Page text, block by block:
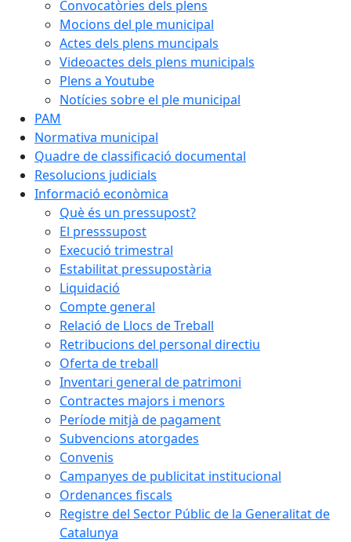
Convocatòries dels plens
Mocions del ple municipal
Actes dels plens muncipals
Videoactes dels plens municipals
Plens a Youtube
Notícies sobre el ple municipal
PAM
Normativa municipal
Quadre de classificació documental
Resolucions judicials
Informació econòmica
Què és un pressupost?
El presssupost
Execució trimestral
Estabilitat pressupostària
Liquidació
Compte general
Relació de Llocs de Treball
Retribucions del personal directiu
Oferta de treball
Inventari general de patrimoni
Contractes majors i menors
Període mitjà de pagament
Subvencions atorgades
Convenis
Campanyes de publicitat institucional
Ordenances fiscals
Registre del Sector Públic de la Generalitat de
Catalunya